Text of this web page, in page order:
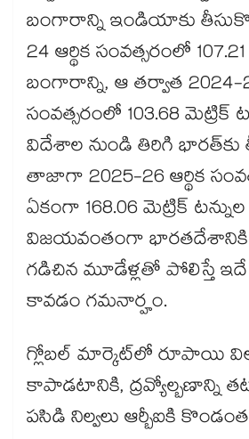
బంగారాన్ని ఇండియాకు
24 ఆర్థిక సంవత్సరంలో
బంగారాన్ని, ఆ తర్వాత 2024-
సంవత్సరంలో 103.68 మెట్రిక్
విదేశాల నుండి తిరిగి భారత్‌కు
తాజాగా 2025-26 ఆర్థిక
ఏకంగా 168.06 మెట్రిక్
విజయవంతంగా భారతదేశానికి
గడిచిన మూడేళ్లతో పోలిస్తే ఇదే
కావడం గమనార్హం.
గ్లోబల్ మార్కెట్‌లో రూపాయి
కాపాడటానికి, ద్రవ్యోల్బణాన్ని
పసిడి నిల్వలు ఆర్బీఐకి